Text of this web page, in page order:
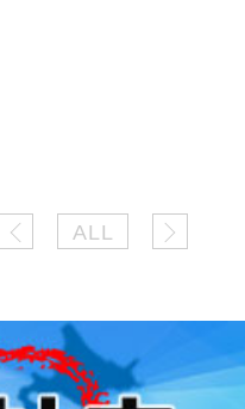
ALL